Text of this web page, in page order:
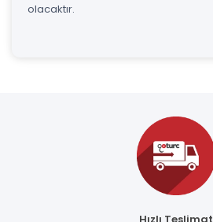
olacaktır.
Hızlı Teslimat